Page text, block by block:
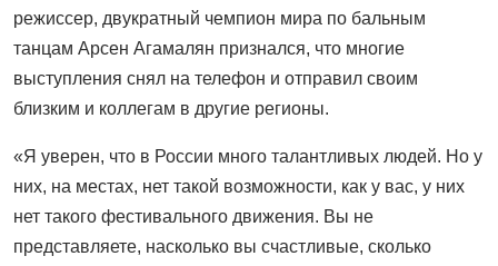
режиссер, двукратный чемпион мира по бальным
танцам Арсен Агамалян признался, что многие
выступления снял на телефон и отправил своим
близким и коллегам в другие регионы.
«Я уверен, что в России много талантливых людей. Но у
них, на местах, нет такой возможности, как у вас, у них
нет такого фестивального движения. Вы не
представляете, насколько вы счастливые, сколько